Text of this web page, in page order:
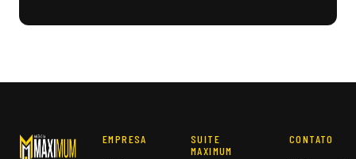
EMPRESA
SUITE
MAXIMUM
CONTATO